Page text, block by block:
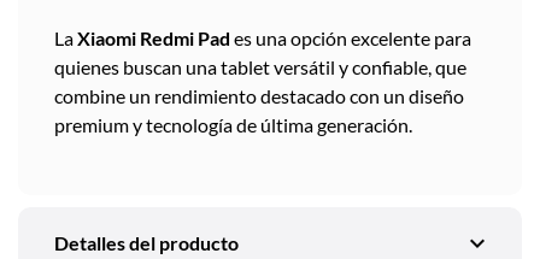
LaXiaomi Redmi Pad es una opción excelente para
quienes buscan una tablet versátil y confiable, que
combine un rendimiento destacado con un diseño
premium y tecnología de última generación.
expand_more
Detalles del producto